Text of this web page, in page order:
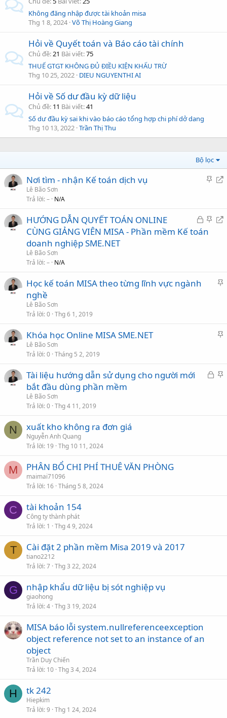
Không đăng nhập được tài khoản misa
Thg 1 8, 2024 Võ Thị Hoàng Giang
Hỏi về Quyết toán và Báo cáo tài chính
Chủ đề 21 Bài viết 75
THUẾ GTGT KHÔNG ĐỦ ĐIỀU KIỆN KHẤU TRỪ
Thg 10 25, 2022 DIEU NGUYENTHI AI
Hỏi về Số dư đầu kỳ dữ liệu
Chủ đề 11 Bài viết 41
Số dư đầu kỳ sai khi vào báo cáo tổng hợp chi phí dở dang
Thg 10 13, 2022 Trần Thị Thu
Bộ lọc
G
l
C
ể
Nơi tìm - nhận Kế toán dịch vụ
Lê Bão Sơn
Trả lời – N/A
Đ
ã
G C
t
HƯỚNG DẪN QUYẾT TOÁN ONLINE
CÙNG GIẢNG VIÊN MISA - Phần mềm Kế toán
doanh nghiệp SME.NET
Lê Bão Sơn
Trả lời – N/A
ạ
Học kế toán MISA theo từng lĩnh vực ngành
nghề
Lê Bão Sơn
Trả lời 0 Thg 6 1, 2019
l
Khóa học Online MISA SME.NET
Lê Bão Sơn
Trả lời 0 Tháng 5 2, 2019
Đ
Tài liệu hướng dẫn sử dụng cho người mới
bắt đầu dùng phần mềm
Lê Bão Sơn
Trả lời 0 Thg 4 11, 2019
N xuất kho không ra đơn giá
Nguyễn Anh Quang
Trả lời 19 Thg 10 11, 2024
M PHÂN BỔ CHI PHÍ THUÊ VĂN PHÒNG
maimai71096
Trả lời 16 Tháng 5 8, 2024
C tài khoản 154
Công ty thành phát
Trả lời 1 Thg 4 9, 2024
T Cài đặt 2 phần mềm Misa 2019 và 2017
tiano2212
Trả lời 7 Thg 3 22, 2024
G nhập khẩu dữ liệu bị sót nghiệp vụ
giaohong
Trả lời 4 Thg 3 19, 2024
MISA báo lỗi system.nullreferenceexception
object reference not set to an instance of an
object
Trần Duy Chiến
Trả lời 10 Thg 3 4, 2024
H tk 242
Hiepkim
Trả lời 9 Thg 1 24, 2024